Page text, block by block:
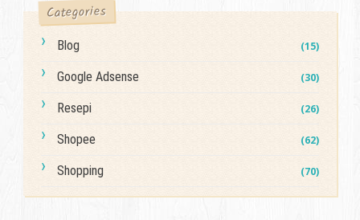
Categories
Blog (15)
Google Adsense (30)
Resepi (26)
Shopee (62)
Shopping (70)